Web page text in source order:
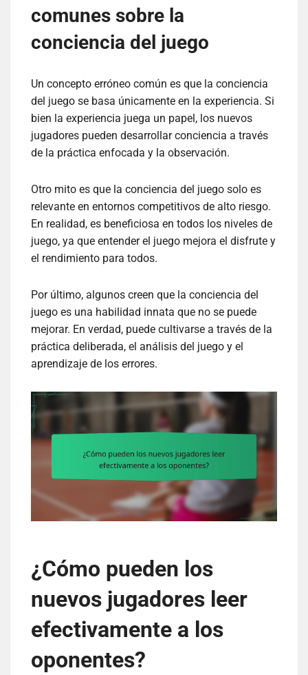
comunes sobre la
conciencia del juego
Un concepto erróneo común es que la conciencia
del juego se basa únicamente en la experiencia. Si
bien la experiencia juega un papel, los nuevos
jugadores pueden desarrollar conciencia a través
de la práctica enfocada y la observación.
Otro mito es que la conciencia del juego solo es
relevante en entornos competitivos de alto riesgo.
En realidad, es beneficiosa en todos los niveles de
juego, ya que entender el juego mejora el disfrute y
el rendimiento para todos.
Por último, algunos creen que la conciencia del
juego es una habilidad innata que no se puede
mejorar. En verdad, puede cultivarse a través de la
práctica deliberada, el análisis del juego y el
aprendizaje de los errores.
¿Cómo pueden los
nuevos jugadores leer
efectivamente a los
oponentes?